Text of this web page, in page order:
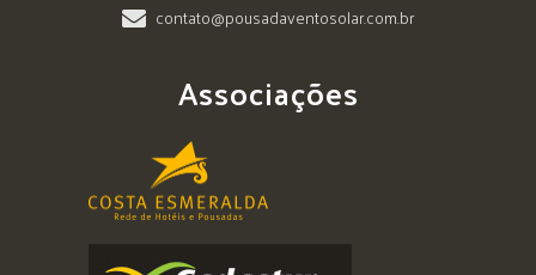
contato@pousadaventosolar.com.br
Associações